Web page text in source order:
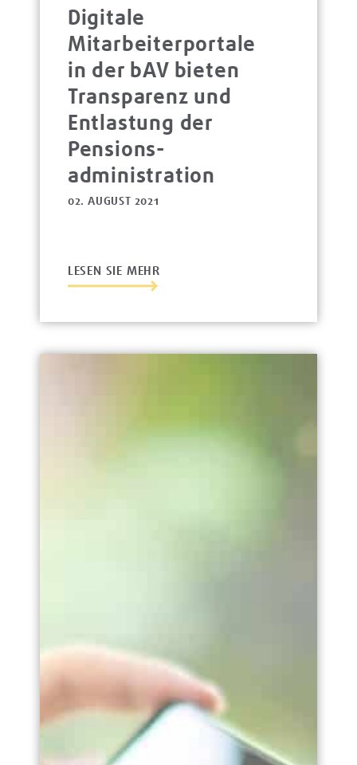
Digitale
Mitarbeiterportale
in der bAV bieten
Transparenz und
Entlastung der
Pensions­
administration
02. AUGUST 2021
LESEN SIE MEHR